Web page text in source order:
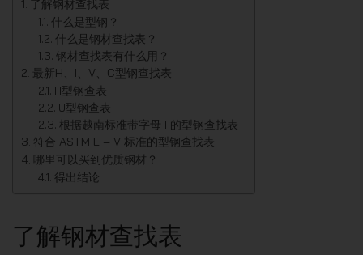
了解钢材查找表
什么是型钢？
什么是钢材查找表？
钢材查找表有什么用？
最新H、I、V、C型钢查找表
H型钢查表
U型钢查表
根据越南标准带字母 I 的型钢查找表
符合 ASTM L – V 标准的型钢查找表
哪里可以买到优质钢材？
得出结论
了解钢材查找表